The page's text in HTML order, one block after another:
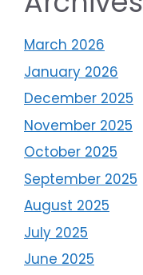
March 2026
January 2026
December 2025
November 2025
October 2025
September 2025
August 2025
July 2025
June 2025